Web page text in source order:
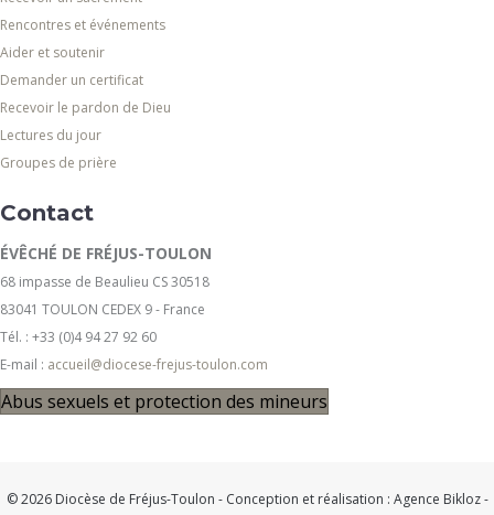
Rencontres et événements
Aider et soutenir
Demander un certificat
Recevoir le pardon de Dieu
Lectures du jour
Groupes de prière
Contact
ÉVÊCHÉ DE FRÉJUS-TOULON
68 impasse de Beaulieu CS 30518
83041 TOULON CEDEX 9 - France
Tél. : +33 (0)4 94 27 92 60
E-mail : accueil@diocese-frejus-toulon.com
Abus sexuels et protection des mineurs
© 2026 Diocèse de Fréjus-Toulon - Conception et réalisation : Agence Bikloz-